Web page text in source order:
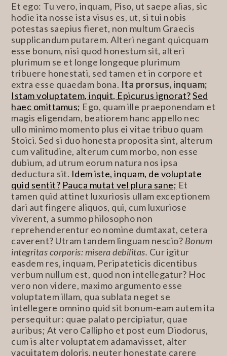
Et ego: Tu vero, inquam, Piso, ut saepe alias, sic
hodie ita nosse ista visus es, ut, si tui nobis
potestas saepius fieret, non multum Graecis
supplicandum putarem. Alteri negant quicquam
esse bonum, nisi quod honestum sit, alteri
plurimum se et longe longeque plurimum
tribuere honestati, sed tamen et in corpore et
extra esse quaedam bona. Ita prorsus, inquam;
Istam voluptatem, inquit, Epicurus ignorat? Sed
haec omittamus; Ego, quam ille praeponendam et
magis eligendam, beatiorem hanc appello nec
ullo minimo momento plus ei vitae tribuo quam
Stoici. Sed si duo honesta proposita sint, alterum
cum valitudine, alterum cum morbo, non esse
dubium, ad utrum eorum natura nos ipsa
deductura sit. Idem iste, inquam, de voluptate
quid sentit? Pauca mutat vel plura sane; Et
tamen quid attinet luxuriosis ullam exceptionem
dari aut fingere aliquos, qui, cum luxuriose
viverent, a summo philosopho non
reprehenderentur eo nomine dumtaxat, cetera
caverent? Utram tandem linguam nescio? Bonum
integritas corporis: misera debilitas. Cur igitur
easdem res, inquam, Peripateticis dicentibus
verbum nullum est, quod non intellegatur? Hoc
vero non videre, maximo argumento esse
voluptatem illam, qua sublata neget se
intellegere omnino quid sit bonum-eam autem ita
persequitur: quae palato percipiatur, quae
auribus; At vero Callipho et post eum Diodorus,
cum is alter voluptatem adamavisset, alter
vacuitatem doloris, neuter honestate carere